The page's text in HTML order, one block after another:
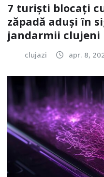
7 turiști blocați
zăpadă aduși în
jandarmii clujeni
clujazi apr. 8,